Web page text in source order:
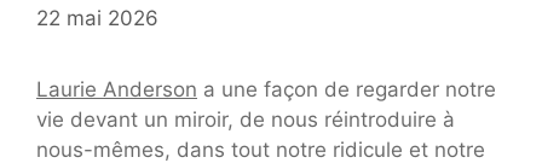
22 mai 2026
Laurie Anderson a une façon de regarder notre
vie devant un miroir, de nous réintroduire à
nous-mêmes, dans tout notre ridicule et notre